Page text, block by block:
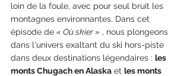
loin de la foule, avec pour seul bruit les
montagnes environnantes. Dans cet
épisode de « Où skier » , nous plongeons
dans l'univers exaltant du ski hors-piste
dans deux destinations légendaires : les
monts Chugach en Alaska et les monts